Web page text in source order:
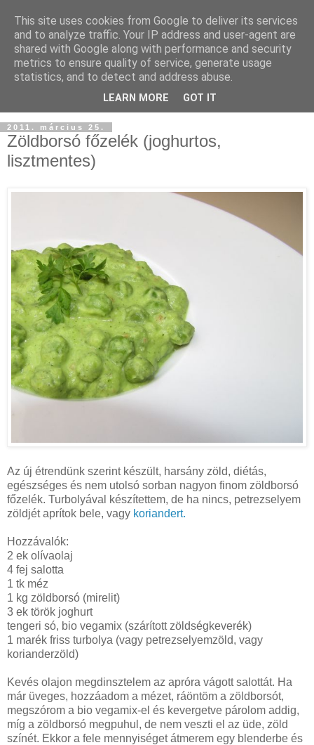
2011. március 25.
Zöldborsó főzelék (joghurtos,
lisztmentes)
Az új étrendünk szerint készült, harsány zöld, diétás,
egészséges és nem utolsó sorban nagyon finom zöldborsó
főzelék. Turbolyával készítettem, de ha nincs, petrezselyem
zöldjét aprítok bele, vagy koriandert.
Hozzávalók:
2 ek olívaolaj
4 fej salotta
1 tk méz
1 kg zöldborsó (mirelit)
3 ek török joghurt
tengeri só, bio vegamix (szárított zöldségkeverék)
1 marék friss turbolya (vagy petrezselyemzöld, vagy
korianderzöld)
Kevés olajon megdinsztelem az apróra vágott salottát. Ha
már üveges, hozzáadom a mézet, ráöntöm a zöldborsót,
megszórom a bio vegamix-el és kevergetve párolom addig,
míg a zöldborsó megpuhul, de nem veszti el az üde, zöld
színét. Ekkor a fele mennyiséget átmerem egy blenderbe és
This site uses cookies from Google to deliver its services
and to analyze traffic. Your IP address and user-agent are
shared with Google along with performance and security
metrics to ensure quality of service, generate usage
statistics, and to detect and address abuse.
LEARN MORE GOT IT